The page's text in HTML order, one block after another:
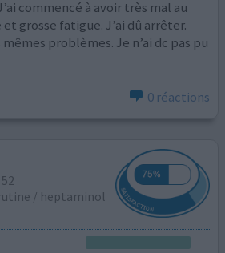
commencé à avoir très mal au
grosse fatigue. J’ai dû arrêter.
problèmes. Je n’ai dc pas pu
0 réactions
/ heptaminol